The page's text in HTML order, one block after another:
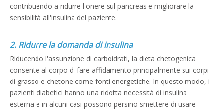
contribuendo a ridurre l'onere sul pancreas e migliorare la
sensibilità all'insulina del paziente.
2. Ridurre la domanda di insulina
Riducendo l'assunzione di carboidrati, la dieta chetogenica
consente al corpo di fare affidamento principalmente sui corpi
di grasso e chetone come fonti energetiche. In questo modo, i
pazienti diabetici hanno una ridotta necessità di insulina
esterna e in alcuni casi possono persino smettere di usare